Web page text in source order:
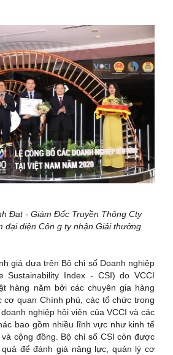
Đạt - Giám Đốc Truyền Thông Cty
đại diện Côn g ty nhận Giải thưởng
giá dựa trên Bộ chỉ số Doanh nghiệp
Sustainability Index - CSI) do VCCI
hàng năm bởi các chuyên gia hàng
cơ quan Chính phủ, các tổ chức trong
nghiệp hội viên của VCCI và các
bao gồm nhiều lĩnh vực như kinh tế
cộng đồng. Bộ chỉ số CSI còn được
để đánh giá năng lực, quản lý cơ